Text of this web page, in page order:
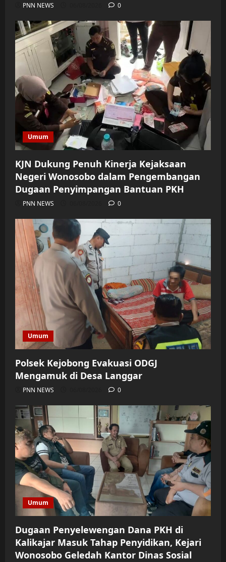
PNN NEWS 0
Umum
KJN Dukung Penuh Kinerja Kejaksaan
Negeri Wonosobo dalam Pengembangan
Dugaan Penyimpangan Bantuan PKH
PNN NEWS 0
Umum
Polsek Kejobong Evakuasi ODGJ
Mengamuk di Desa Langgar
PNN NEWS 0
Umum
Dugaan Penyelewengan Dana PKH di
Kalikajar Masuk Tahap Penyidikan, Kejari
Wonosobo Geledah Kantor Dinas Sosial